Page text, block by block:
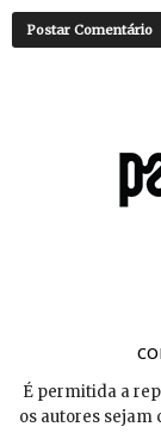
É permitida a
os autores sejam